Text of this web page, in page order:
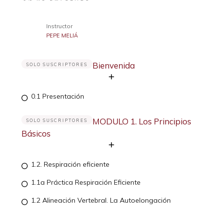
Instructor
PEPE MELIÁ
SOLO SUSCRIPTORES Bienvenida
0.1 Presentación
SOLO SUSCRIPTORES
MODULO 1. Los Principios
Básicos
1.2. Respiración eficiente
1.1a Práctica Respiración Eficiente
1.2 Alineación Vertebral. La Autoelongación